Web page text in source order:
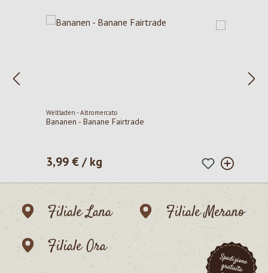
Weltladen - Altromercato
Bananen - Banane Fairtrade
Prezzo normale:
3,99 € / kg
Filiale Lana
Filiale Merano
Filiale Ora